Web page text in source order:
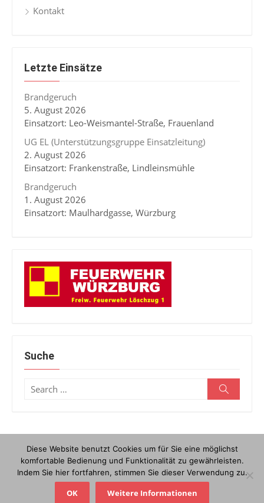
Kontakt
Letzte Einsätze
Brandgeruch
5. August 2026
Einsatzort: Leo-Weismantel-Straße, Frauenland
UG EL (Unterstützungsgruppe Einsatzleitung)
2. August 2026
Einsatzort: Frankenstraße, Lindleinsmühle
Brandgeruch
1. August 2026
Einsatzort: Maulhardgasse, Würzburg
Suche
Search
© 2026 Löschzug 1/ Powered by WordPress / Theme by Design
Lab
Anfahrt Datenschutzerklärung Impressum
Diese Website benutzt Cookies um für Sie eine möglichst
komfortable Bedienung und Funktionalität zu gewährleisten.
Indem Sie hier fortfahren, stimmen Sie dieser Verwendung zu.
OK Weitere Informationen